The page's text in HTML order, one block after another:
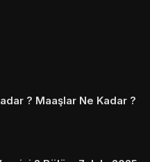
? Maaşlar Ne Kadar ?